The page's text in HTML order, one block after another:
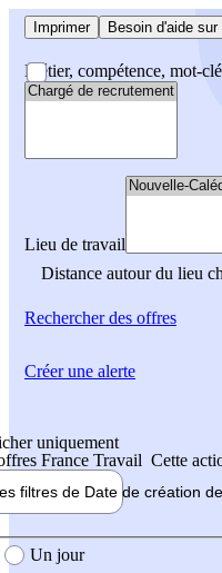
Imprimer Besoin d'aide
Métier, compétence, mot-
Lieu de travail
Distance autour du lieu
Rechercherdes offres
uniquement
France Travail Cette
filtres de Date de création
création de l'offre
Un jour
Créer une alerte